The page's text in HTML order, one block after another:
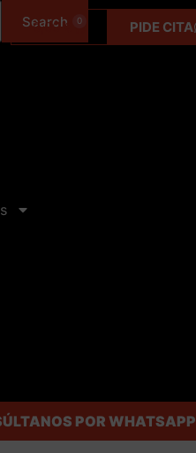
0,00€ 0 PIDE CITA
POR WHATSAPP